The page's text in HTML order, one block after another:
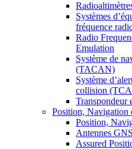
Systèmes
fréquence
Radio
Emulation
Système de
(TACAN)
Système
collision
Transpondeur
Position, Navigation
Position,
Antennes
Assured